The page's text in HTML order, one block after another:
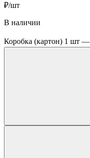
₽/шт
В наличии
Коробка (картон) 1 шт —